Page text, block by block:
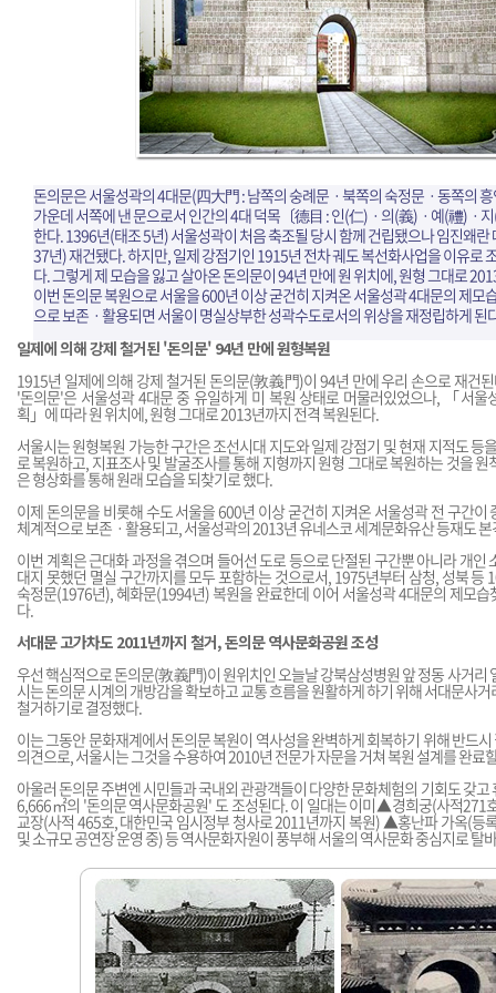
돈의문은 서울성곽의 4대문(四大門 : 남쪽의 숭례문ㆍ북쪽의 숙정문ㆍ동쪽의
가운데 서쪽에 낸 문으로서 인간의 4대 덕목〔德目 : 인(仁)ㆍ의(義)ㆍ예(禮)ㆍ
한다. 1396년(태조 5년) 서울성곽이 처음 축조될 당시 함께 건립됐으나 임진왜
37년) 재건됐다. 하지만, 일제 강점기인 1915년 전차 궤도 복선화사업을 이유로
다. 그렇게 제 모습을 잃고 살아온 돈의문이 94년 만에 원 위치에, 원형 그대로
이번 돈의문 복원으로 서울을 600년 이상 굳건히 지켜온 서울성곽 4대문의 제모
으로 보존ㆍ활용되면 서울이 명실상부한 성곽수도로서의 위상을 재정립하게 된
일제에 의해 강제 철거된 '돈의문' 94년 만에 원형복원
1915년 일제에 의해 강제 철거된 돈의문(敦義門)이 94년 만에 우리 손으로 재건
'돈의문'은 서울성곽 4대문 중 유일하게 미 복원 상태로 머물러있었으나, 「서울
획」에 따라 원 위치에, 원형 그대로 2013년까지 전격 복원된다.
서울시는 원형복원 가능한 구간은 조선시대 지도와 일제 강점기 및 현재 지적도 등
로 복원하고, 지표조사 및 발굴조사를 통해 지형까지 원형 그대로 복원하는 것을
은 형상화를 통해 원래 모습을 되찾기로 했다.
이제 돈의문을 비롯해 수도 서울을 600년 이상 굳건히 지켜온 서울성곽 전 구간이
체계적으로 보존ㆍ활용되고, 서울성곽의 2013년 유네스코 세계문화유산 등재도
이번 계획은 근대화 과정을 겪으며 들어선 도로 등으로 단절된 구간뿐 아니라 개인
대지 못했던 멸실 구간까지를 모두 포함하는 것으로서, 1975년부터 삼청, 성북 등
숙정문(1976년), 혜화문(1994년) 복원을 완료한데 이어 서울성곽 4대문의 제모
다.
서대문 고가차도 2011년까지 철거, 돈의문 역사문화공원 조성
우선 핵심적으로 돈의문(敦義門)이 원위치인 오늘날 강북삼성병원 앞 정동 사거리
시는 돈의문 시계의 개방감을 확보하고 교통 흐름을 원활하게 하기 위해 서대문사
철거하기로 결정했다.
이는 그동안 문화재계에서 돈의문 복원이 역사성을 완벽하게 회복하기 위해 반드
의견으로, 서울시는 그것을 수용하여 2010년 전문가 자문을 거쳐 복원 설계를 완료
아울러 돈의문 주변엔 시민들과 국내외 관광객들이 다양한 문화체험의 기회도 갖고
6,666㎡의 '돈의문 역사문화공원' 도 조성된다. 이 일대는 이미▲경희궁(사적
교장(사적 465호, 대한민국 임시정부 청사로 2011년까지 복원) ▲홍난파 가옥(등
및 소규모 공연장 운영 중) 등 역사문화자원이 풍부해 서울의 역사문화 중심지로 탈